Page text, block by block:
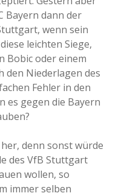
Bayern dann der
wenn sein
leichten Siege,
Bobic oder einem
den Niederlagen des
Fehler in den
es gegen die Bayern
denn sonst würde
des VfB Stuttgart
wollen, so
immer selben